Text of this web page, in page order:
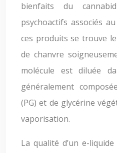
bienfaits du
psychoactifs associés
ces produits se trouve
de chanvre
molécule est diluée
généralement
(PG) et de glycérine
vaporisation.
La qualité d’un e-